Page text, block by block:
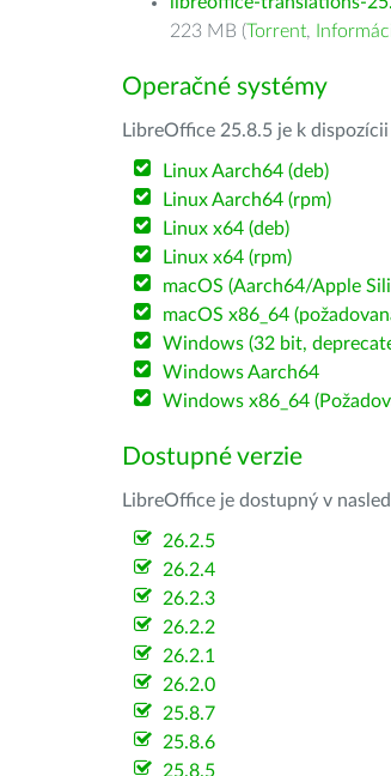
223 MB (Torrent,
Operačné systémy
LibreOffice 25.8.5 je k
Linux Aarch64 (deb)
Linux Aarch64 (rpm)
Linux x64 (deb)
Linux x64 (rpm)
macOS (Aarch64/Apple
macOS x86_64
Windows (32 bit,
Windows Aarch64
Windows x86_64
Dostupné verzie
LibreOffice je dostupný v
26.2.5
26.2.4
26.2.3
26.2.2
26.2.1
26.2.0
25.8.7
25.8.6
25.8.5